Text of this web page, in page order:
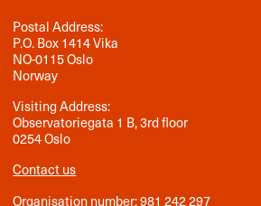
Postal Address:
P.O. Box 1414 Vika
NO-0115 Oslo
Norway
Visiting Address:
Observatoriegata 1 B, 3rd floor
0254 Oslo
Contact us
Organisation number: 981 242 297